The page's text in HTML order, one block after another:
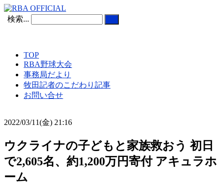
検索...
TOP
RBA野球大会
事務局だより
牧田記者のこだわり記事
お問い合せ
2022/03/11(金) 21:16
ウクライナの子どもと家族救おう 初日
で2,605名、約1,200万円寄付 アキュラホ
ーム